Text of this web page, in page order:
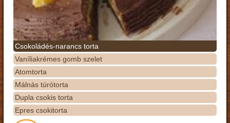
Csokoládés-narancs torta
Vaníliakrémes gomb szelet
Atomtorta
Málnás túrótorta
Dupla csokis torta
Epres csokitorta